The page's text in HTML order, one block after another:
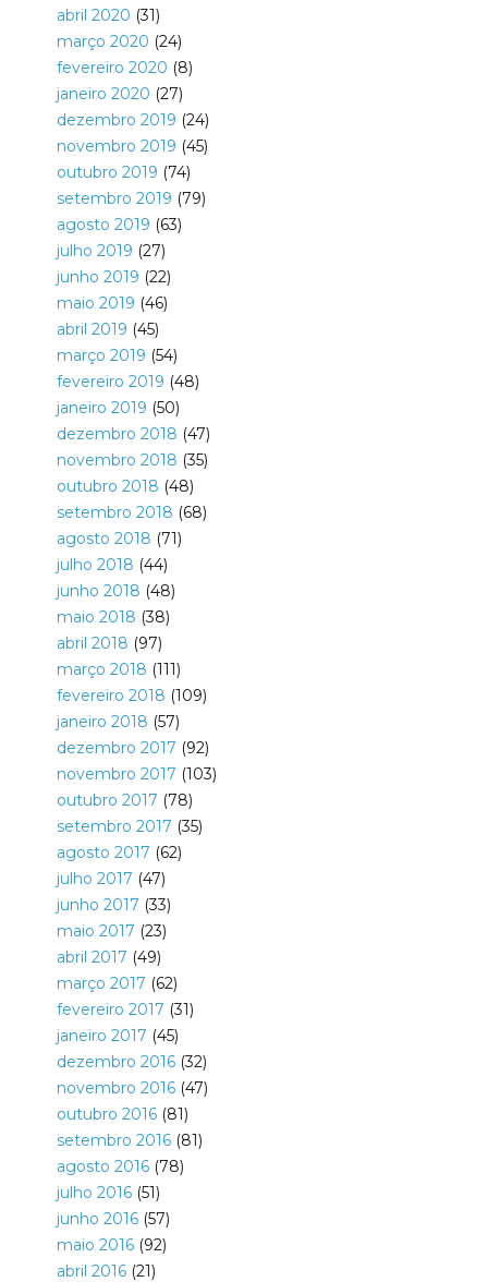
abril 2020 (31)
março 2020 (24)
fevereiro 2020 (8)
janeiro 2020 (27)
dezembro 2019 (24)
novembro 2019 (45)
outubro 2019 (74)
setembro 2019 (79)
agosto 2019 (63)
julho 2019 (27)
junho 2019 (22)
maio 2019 (46)
abril 2019 (45)
março 2019 (54)
fevereiro 2019 (48)
janeiro 2019 (50)
dezembro 2018 (47)
novembro 2018 (35)
outubro 2018 (48)
setembro 2018 (68)
agosto 2018 (71)
julho 2018 (44)
junho 2018 (48)
maio 2018 (38)
abril 2018 (97)
março 2018 (111)
fevereiro 2018 (109)
janeiro 2018 (57)
dezembro 2017 (92)
novembro 2017 (103)
outubro 2017 (78)
setembro 2017 (35)
agosto 2017 (62)
julho 2017 (47)
junho 2017 (33)
maio 2017 (23)
abril 2017 (49)
março 2017 (62)
fevereiro 2017 (31)
janeiro 2017 (45)
dezembro 2016(32)
novembro 2016(47)
outubro 2016(81)
setembro 2016(81)
agosto 2016(78)
julho 2016(51)
junho 2016(57)
maio 2016(92)
abril 2016(21)